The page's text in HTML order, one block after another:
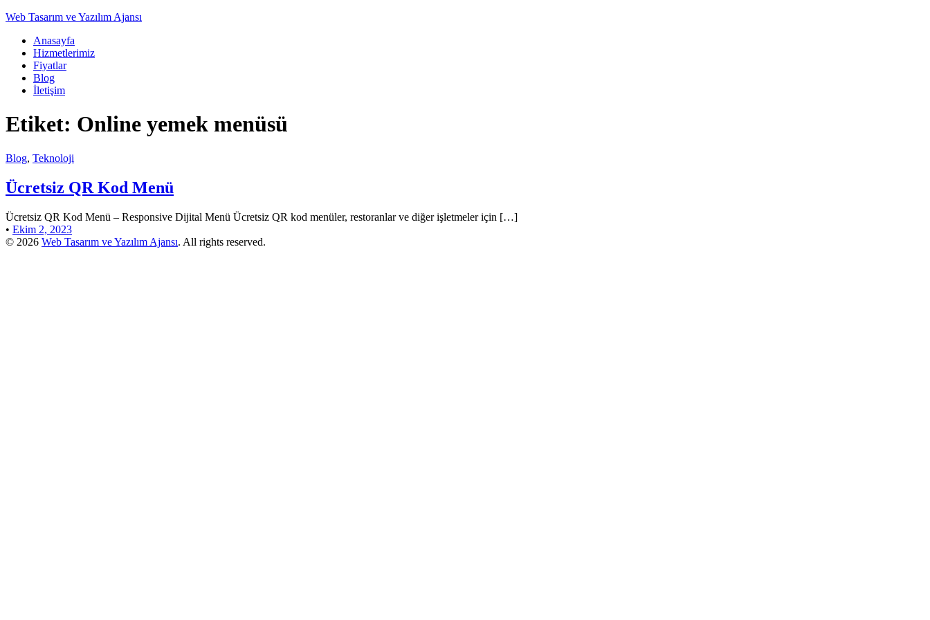
Web Tasarım ve Yazılım Ajansı
Anasayfa
Hizmetlerimiz
Fiyatlar
Blog
İletişim
Etiket: Online yemek menüsü
Blog, Teknoloji
Ücretsiz QR Kod Menü
Ücretsiz QR Kod Menü – Responsive Dijital Menü Ücretsiz QR kod menüler, restoranlar ve diğer işletmeler için […]
• Ekim 2, 2023
© 2026 Web Tasarım ve Yazılım Ajansı. All rights reserved.